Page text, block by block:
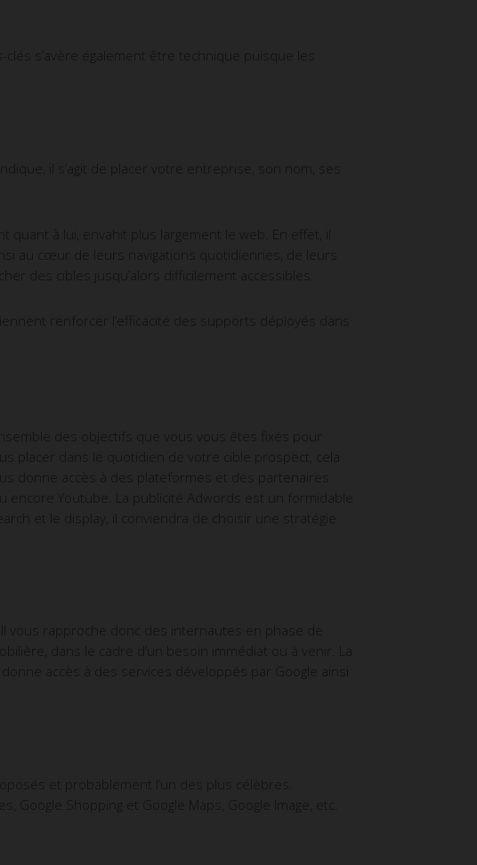
s’avère également être technique puisque les
il s’agit de placer votre entreprise, son nom, ses
à lui, envahit plus largement le web. En effet, il
au cœur de leurs navigations quotidiennes, de leurs
des cibles jusqu’alors difficilement accessibles.
renforcer l’efficacité des supports déployés dans
des objectifs que vous vous êtes fixés pour
placer dans le quotidien de votre cible prospect, cela
donne accès à des plateformes et des partenaires
Youtube. La publicité Adwords est un formidable
et le display, il conviendra de choisir une stratégie
rapproche donc des internautes en phase de
dans le cadre d’un besoin immédiat ou à venir. La
accès à des services développés par Google ainsi
et probablement l’un des plus célèbres.
Shopping et Google Maps, Google Image, etc.